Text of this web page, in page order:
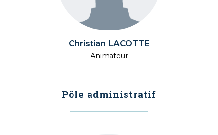
Christian LACOTTE
Animateur
Pôle administratif